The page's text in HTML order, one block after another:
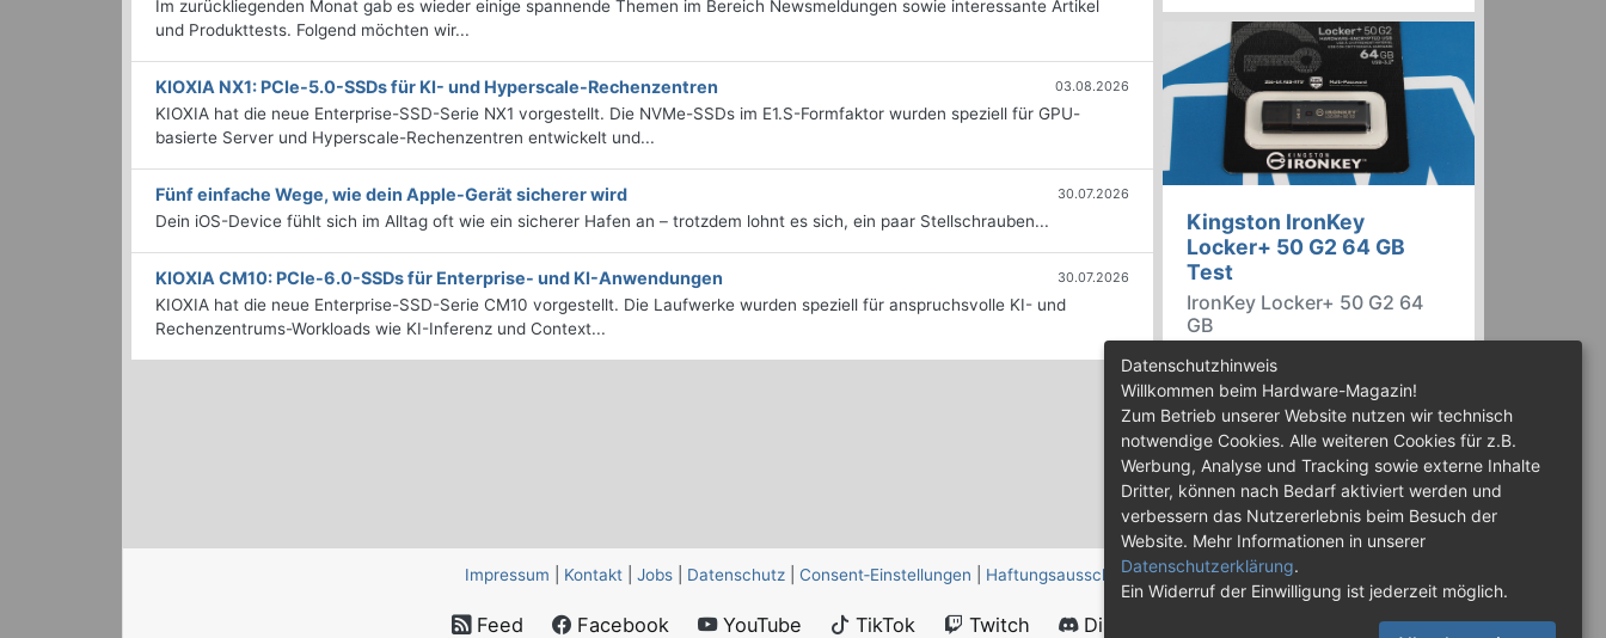
Im zurückliegenden Monat gab es wieder einige spannende Themen im Bereich Newsmeldungen sowie interessante Artikel
und Produkttests. Folgend möchten wir...
KIOXIA NX1: PCIe-5.0-SSDs für KI- und Hyperscale-Rechenzentren 03.08.2026
KIOXIA hat die neue Enterprise-SSD-Serie NX1 vorgestellt. Die NVMe-SSDs im E1.S-Formfaktor wurden speziell für GPU-
basierte Server und Hyperscale-Rechenzentren entwickelt und...
Fünf einfache Wege, wie dein Apple-Gerät sicherer wird 30.07.2026
Dein iOS-Device fühlt sich im Alltag oft wie ein sicherer Hafen an – trotzdem lohnt es sich, ein paar Stellschrauben...
KIOXIA CM10: PCIe-6.0-SSDs für Enterprise- und KI-Anwendungen 30.07.2026
KIOXIA hat die neue Enterprise-SSD-Serie CM10 vorgestellt. Die Laufwerke wurden speziell für anspruchsvolle KI- und
Rechenzentrums-Workloads wie KI-Inferenz und Context...
Kingston IronKey
Locker+ 50 G2 64 GB
Test
IronKey Locker+ 50 G2 64
GB
Der IronKey Locker+ 50 G2 von
Kingston ist ein USB-
Flashspeicher mit 256 Bit starker
AES-HW-Verschlüsselung im XTS-
Modus. Wir haben das 64-GB-
Modell im Praxistest genauer
begutachtet.
Impressum Kontakt Jobs Datenschutz Consent‑Einstellungen Haftungsausschluss
Feed Facebook YouTube TikTok Twitch Discord
Datenschutzhinweis
Willkommen beim Hardware-Magazin!
Zum Betrieb unserer Website nutzen wir technisch
notwendige Cookies. Alle weiteren Cookies für z.B.
Werbung, Analyse und Tracking sowie externe Inhalte
Dritter, können nach Bedarf aktiviert werden und
verbessern das Nutzererlebnis beim Besuch der
Website. Mehr Informationen in unserer
Datenschutzerklärung.
Ein Widerruf der Einwilligung ist jederzeit möglich.